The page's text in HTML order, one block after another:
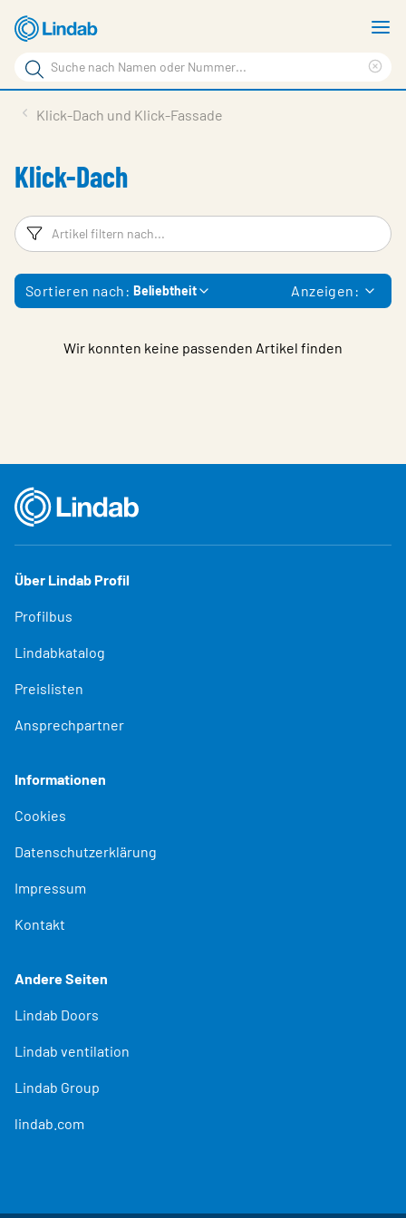
Zum
Hauptinhalt
springen
Suchbegriff
Seite
durchsuchen
Inspiration
Referenzen
Über Lindab Profil
Kontakt
Klick-Dach und Klick-Fassade
Klick-Dach
Filter
Sortieren nach: Beliebtheit Anzeigen:
Wir konnten keine passenden Artikel finden
Über Lindab Profil
Profilbus
Lindabkatalog
Preislisten
Ansprechpartner
Informationen
Cookies
Datenschutzerklärung
Impressum
Kontakt
Andere Seiten
Lindab Doors
Lindab ventilation
Lindab Group
lindab.com